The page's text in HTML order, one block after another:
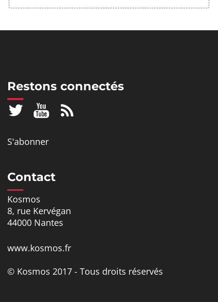
Restons connectés
S'abonner
Contact
Kosmos
8, rue Kervégan
44000 Nantes
www.kosmos.fr
© Kosmos 2017 - Tous droits réservés